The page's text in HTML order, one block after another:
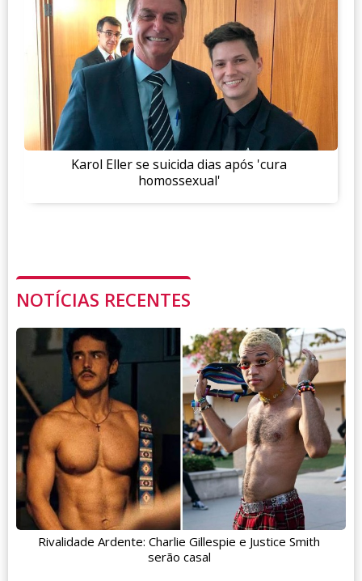
Karol Eller se suicida dias após 'cura
homossexual'
NOTÍCIAS RECENTES
Rivalidade Ardente: Charlie Gillespie e Justice Smith
serão casal